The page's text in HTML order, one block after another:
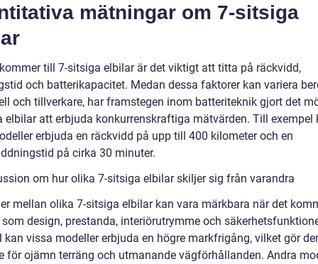
mätningar om 7-sitsiga
till 7-sitsiga elbilar är det viktigt att titta på räckvidd,
och batterikapacitet. Medan dessa faktorer kan variera
och tillverkare, har framstegen inom batteriteknik gjort det
elbilar att erbjuda konkurrenskraftiga mätvärden. Till exempel
erbjuda en räckvidd på upp till 400 kilometer och en
på cirka 30 minuter.
om hur olika 7-sitsiga elbilar skiljer sig från varandra
mellan olika 7-sitsiga elbilar kan vara märkbara när det
design, prestanda, interiörutrymme och
kan vissa modeller erbjuda en högre markfrigång, vilket gör
för ojämn terräng och utmanande vägförhållanden. Andra